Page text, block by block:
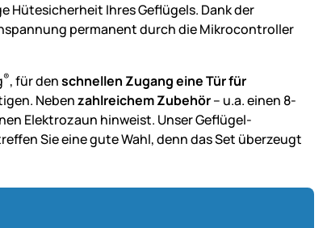
Hütesicherheit Ihres Geflügels. Dank der
permanent durch die Mikrocontroller
®, für denschnellen Zugang eine Tür für
Nebenzahlreichem Zubehör– u.a. einen 8-
Elektrozaun hinweist. Unser Geflügel-
Sie eine gute Wahl, denn das Set überzeugt